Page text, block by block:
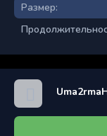
Размер: